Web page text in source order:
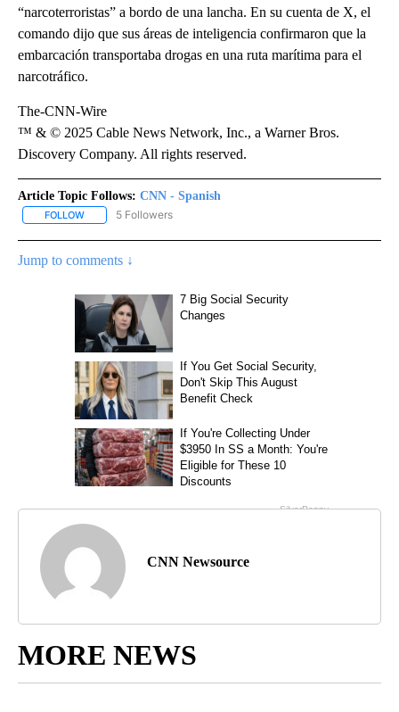
“narcoterroristas” a bordo de una lancha. En su cuenta de X, el
comando dijo que sus áreas de inteligencia confirmaron que la
embarcación transportaba drogas en una ruta marítima para el
narcotráfico.
The-CNN-Wire
™ & © 2025 Cable News Network, Inc., a Warner Bros.
Discovery Company. All rights reserved.
Article Topic Follows: CNN - Spanish
FOLLOW FOLLOW "CNN - SPANISH" TO RECEIVE NOTIFICATIONS ABOUT
5 Followers
Jump to comments ↓
CNN Newsource
MORE NEWS